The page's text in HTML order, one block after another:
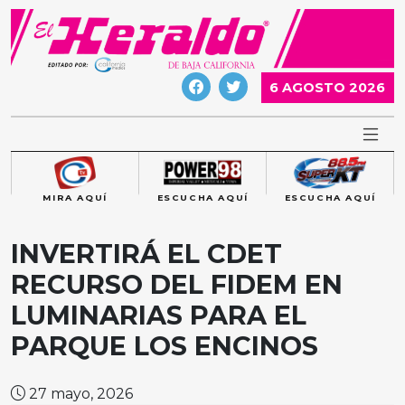
Skip
content
6 AGOSTO 2026
MIRA AQUÍ ESCUCHA AQUÍ ESCUCHA AQUÍ
INVERTIRÁ EL CDET
RECURSO DEL FIDEM EN
LUMINARIAS PARA EL
PARQUE LOS ENCINOS
27 mayo, 2026